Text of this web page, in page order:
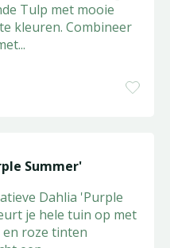
Tulp met mooie
kleuren. Combineer
...
Summer'
Dahlia 'Purple
je hele tuin op met
roze tinten